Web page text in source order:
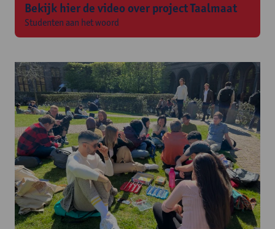
Bekijk hier de video over project Taalmaat
Studenten aan het woord